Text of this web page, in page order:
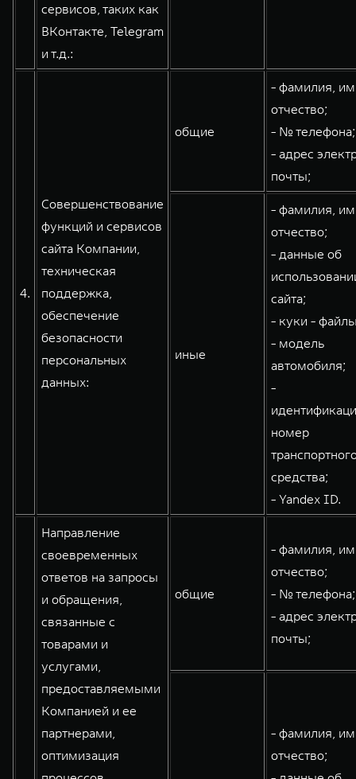
сервисов, таких как
ВКонтакте, Telegram
и т.д.:
4.
Совершенствование
функций и сервисов
сайта Компании,
техническая
поддержка,
обеспечение
безопасности
персональных
данных:
общие
- фамилия,
отчество;
- № телефона;
- адрес
почты;
иные
- фамилия,
отчество;
- данные об
сайта;
- куки -
- модель
автомобиля;
-
номер
средства;
- Yandex ID.
Направление
своевременных
ответов на запросы
и обращения,
связанные с
товарами и
услугами,
предоставляемыми
Компанией и ее
партнерами,
оптимизация
общие
- фамилия,
отчество;
- № телефона;
- адрес
почты;
- фамилия,
отчество;